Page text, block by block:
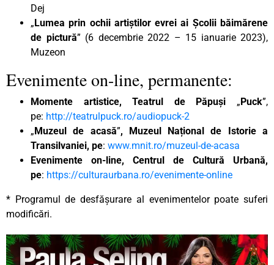
Dej
„Lumea prin ochii artiștilor evrei ai Școlii băimărene
de pictură” (6 decembrie 2022 – 15 ianuarie 2023),
Muzeon
Evenimente on-line, permanente:
Momente artistice, Teatrul de Păpuși „Puck”,
pe: http://teatrulpuck.ro/audiopuck-2
„Muzeul de acasă”, Muzeul Național de Istorie a
Transilvaniei, pe: www.mnit.ro/muzeul-de-acasa
Evenimente on-line, Centrul de Cultură Urbană,
pe: https://culturaurbana.ro/evenimente-online
* Programul de desfășurare al evenimentelor poate suferi
modificări.